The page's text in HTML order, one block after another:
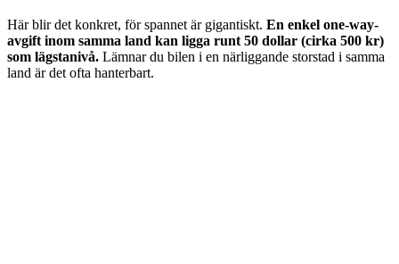
Här blir det konkret, för spannet är gigantiskt. En enkel one-way-
avgift inom samma land kan ligga runt 50 dollar (cirka 500 kr)
som lägstanivå. Lämnar du bilen i en närliggande storstad i samma
land är det ofta hanterbart.